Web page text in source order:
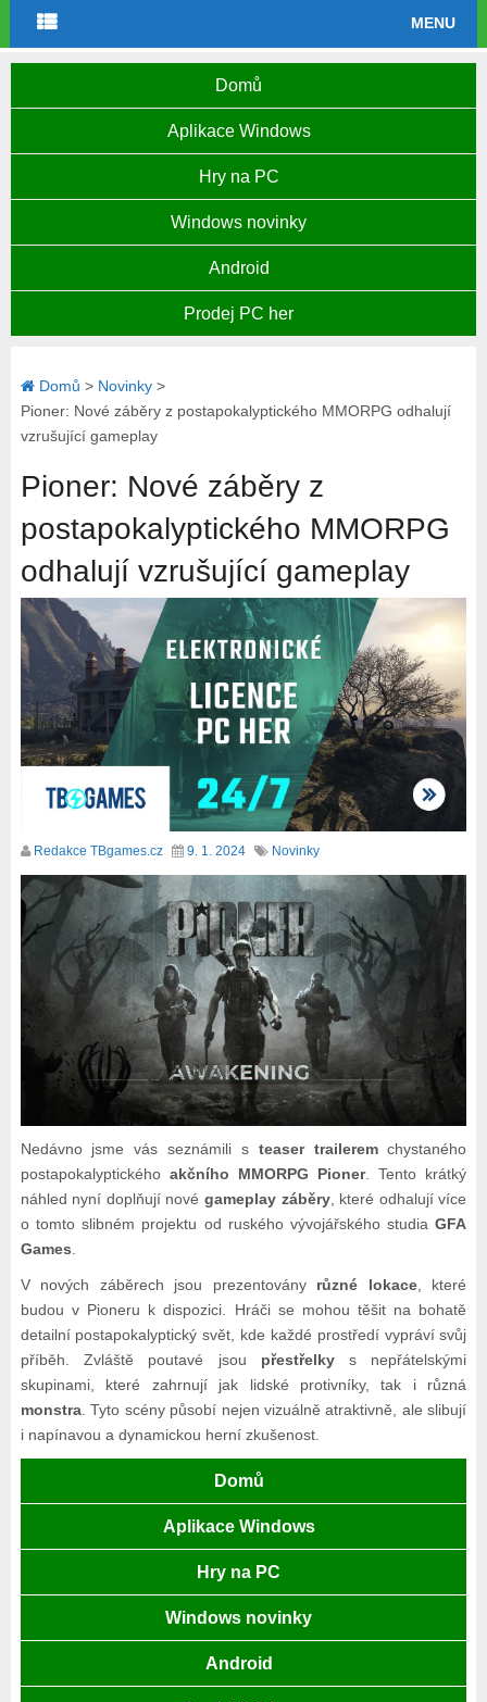
MENU
Domů
Aplikace Windows
Hry na PC
Windows novinky
Android
Prodej PC her
Domů > Novinky>
Pioner: Nové záběry z postapokalyptického MMORPG odhalují
vzrušující gameplay
Pioner: Nové záběry z
postapokalyptického MMORPG
odhalují vzrušující gameplay
Redakce TBgames.cz 9. 1. 2024 Novinky
Nedávno jsme vás seznámili s teaser traileremchystaného
postapokalyptického akčního MMORPG Pioner. Tento krátký
náhled nyní doplňují novégameplay záběry, které odhalují více
o tomto slibném projektu od ruského vývojářského studiaGFA
Games
V nových záběrech jsou prezentovány různé lokace, které
budou v Pioneru k dispozici. Hráči se mohou těšit na bohatě
detailní postapokalyptický svět, kde každé prostředí vypráví svůj
příběh. Zvláště poutavé jsou přestřelkys nepřátelskými
skupinami, které zahrnují jak lidské protivníky, tak i různá
monstra. Tyto scény působí nejen vizuálně atraktivně, ale slibují
i napínavou a dynamickou herní zkušenost.
Domů
Aplikace Windows
Hry na PC
Windows novinky
Android